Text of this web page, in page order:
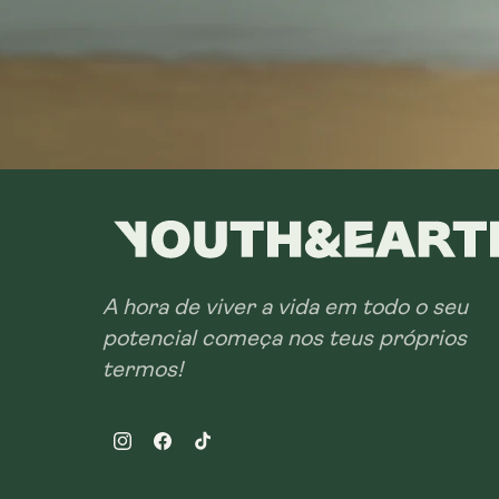
A hora de viver a vida em todo o seu
potencial começa nos teus próprios
termos!
InstagramFacebookTikTok